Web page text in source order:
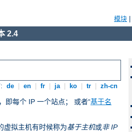
模块
2.4
de en fr ja ko tr zh-cn
即每个 IP 一个站点； 或者“基于名
虚拟主机有时候称为基于主机或非 IP